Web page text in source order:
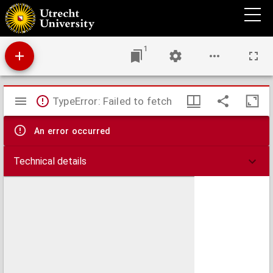
Antwoord op de vraag, door de Maatschappy, ter Bevordering van den Landbouw, te
Amsterdam ... opgegeeven ...: Op welke wyze zoude men het tegenwoordig ras van
inlandsche paarden ... tot eene meerdere volkomenheid kunnen brengen, het zy door
vermenging van hetzelve met vreemde rassen, of wel door eene meerdere
oplettendheid, in het aanfokken en opvoeden der jonge paarden, als anderzins?
1
Mirador
viewer
TypeError: Failed to fetch
An error occurred
Technical details